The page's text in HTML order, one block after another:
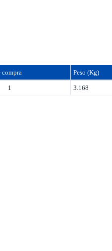
Peso (Kg)
1 3.168